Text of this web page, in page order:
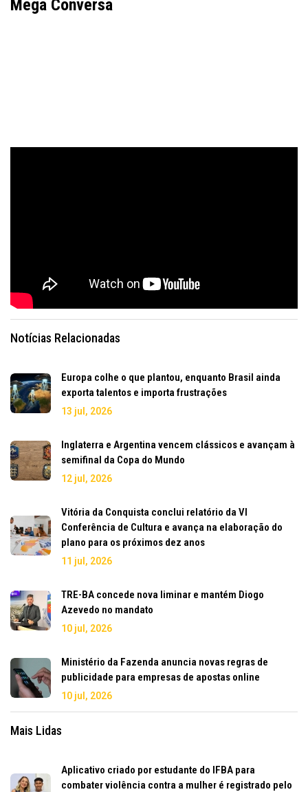
Mega Conversa
Notícias Relacionadas
Europa colhe o que plantou, enquanto Brasil ainda
exporta talentos e importa frustrações
13 jul, 2026
Inglaterra e Argentina vencem clássicos e avançam à
semifinal da Copa do Mundo
12 jul, 2026
Vitória da Conquista conclui relatório da VI
Conferência de Cultura e avança na elaboração do
plano para os próximos dez anos
11 jul, 2026
TRE-BA concede nova liminar e mantém Diogo
Azevedo no mandato
10 jul, 2026
Ministério da Fazenda anuncia novas regras de
publicidade para empresas de apostas online
10 jul, 2026
Mais Lidas
Aplicativo criado por estudante do IFBA para
combater violência contra a mulher é registrado pelo